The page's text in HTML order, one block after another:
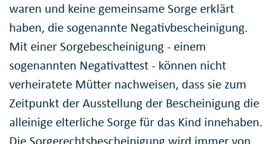
waren und keine gemeinsame Sorge erklärt
haben, die sogenannte Negativbescheinigung.
Mit einer Sorgebescheinigung - einem
sogenannten Negativattest - können nicht
verheiratete Mütter nachweisen, dass sie zum
Zeitpunkt der Ausstellung der Bescheinigung die
alleinige elterliche Sorge für das Kind innehaben.